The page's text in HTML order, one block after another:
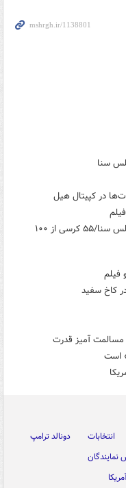
سنا
در کپیتال هیل
احتمال پیروزی دموکراتها درکسب اکثریت مجلس سنا/۵۵ کرسی از ۱۰۰
فیلم
مسالمت آمیز قدرت
است
انتخابات
دونالد ترامپ